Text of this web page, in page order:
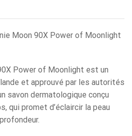
Moon 90X Power of Moonlight
Power of Moonlight est un
et approuvé par les autorités
savon dermatologique conçu
qui promet d’éclaircir la peau